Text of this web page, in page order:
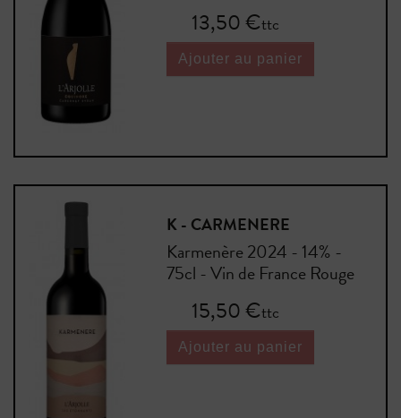
Prix13,50 €ttc
Ajouter au panier
K - CARMENERE
Karmenère 2024 - 14% -
75cl - Vin de France Rouge
Prix15,50 €ttc
Ajouter au panier